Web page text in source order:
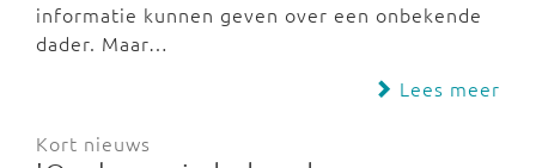
informatie kunnen geven over een onbekende
dader. Maar…
Lees meer
Kort nieuws